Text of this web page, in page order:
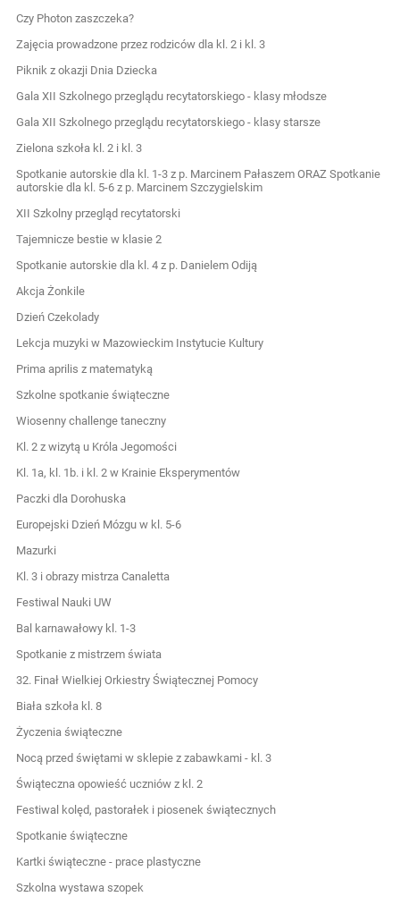
Czy Photon zaszczeka?
Zajęcia prowadzone przez rodziców dla kl. 2 i kl. 3
Piknik z okazji Dnia Dziecka
Gala XII Szkolnego przeglądu recytatorskiego - klasy młodsze
Gala XII Szkolnego przeglądu recytatorskiego - klasy starsze
Zielona szkoła kl. 2 i kl. 3
Spotkanie autorskie dla kl. 1-3 z p. Marcinem Pałaszem ORAZ Spotkanie
autorskie dla kl. 5-6 z p. Marcinem Szczygielskim
XII Szkolny przegląd recytatorski
Tajemnicze bestie w klasie 2
Spotkanie autorskie dla kl. 4 z p. Danielem Odiją
Akcja Żonkile
Dzień Czekolady
Lekcja muzyki w Mazowieckim Instytucie Kultury
Prima aprilis z matematyką
Szkolne spotkanie świąteczne
Wiosenny challenge taneczny
Kl. 2 z wizytą u Króla Jegomości
Kl. 1a, kl. 1b. i kl. 2 w Krainie Eksperymentów
Paczki dla Dorohuska
Europejski Dzień Mózgu w kl. 5-6
Mazurki
Kl. 3 i obrazy mistrza Canaletta
Festiwal Nauki UW
Bal karnawałowy kl. 1-3
Spotkanie z mistrzem świata
32. Finał Wielkiej Orkiestry Świątecznej Pomocy
Biała szkoła kl. 8
Życzenia świąteczne
Nocą przed świętami w sklepie z zabawkami - kl. 3
Świąteczna opowieść uczniów z kl. 2
Festiwal kolęd, pastorałek i piosenek świątecznych
Spotkanie świąteczne
Kartki świąteczne - prace plastyczne
Szkolna wystawa szopek